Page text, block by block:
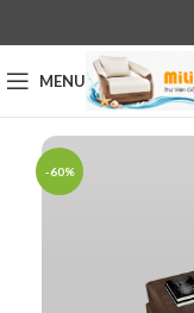
MENU
-60%